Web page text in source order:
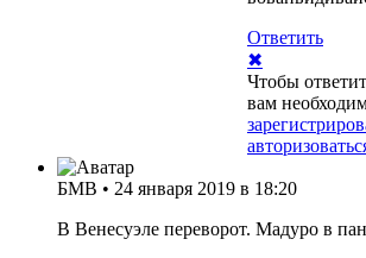
Ответить
✖
Чтобы
вам
БМВ • 24 января 2019 в 18:20
В Венесуэле переворот. Мадуро в